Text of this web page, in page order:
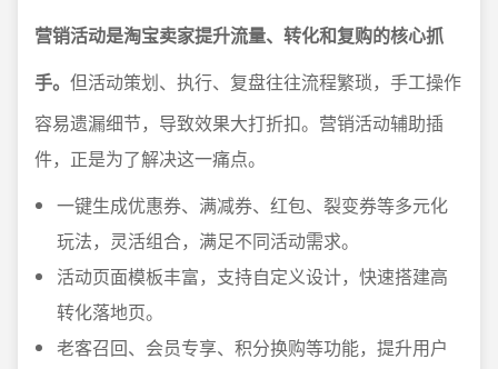
营销活动是淘宝卖家提升流量、转化和复购的核心抓
手。 但活动策划、执行、复盘往往流程繁琐，手工操作
容易遗漏细节，导致效果大打折扣。营销活动辅助插
件，正是为了解决这一痛点。
一键生成优惠券、满减券、红包、裂变券等多元化
玩法，灵活组合，满足不同活动需求。
活动页面模板丰富，支持自定义设计，快速搭建高
转化落地页。
老客召回、会员专享、积分换购等功能，提升用户